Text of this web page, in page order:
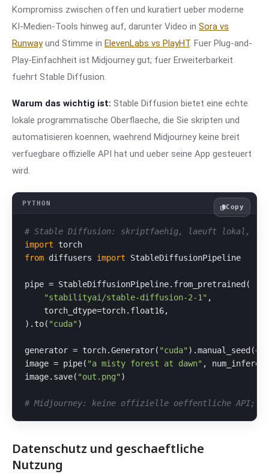
Kompromiss zwischen offen und kuratiert ueber moderne
KI-Medien-Tools hinweg auf, darunter Video in Sora vs
Runwayund Stimme in ElevenLabs vs PlayHT. Fuer Plug-and-
Play-Einfachheit ist Midjourney gut; fuer Erweiterbarkeit
fuehrt Stable Diffusion.
Warum das wichtig ist: Stable Diffusion bietet eine echte
lokale programmatische Oberflaeche, die Sie skripten und
automatisieren koennen, waehrend Midjourney keine breit
verfuegbare offizielle API hat und ueber seine App gesteuert
wird.
# Stable Diffusion: skriptfaehig, laeuft lokal,
import
from diffusers import StableDiffusionPipeline
pipe = StableDiffusionPipeline.from_pretrained(
"stabilityai/stable-diffusion-2-1" ,
    torch_dtype=torch.float16,
).to( "cuda" )
generator = torch.Generator( "cuda" ).manual_seed(42
image = pipe( "a misty forest at dawn" ,
image.save( "out.png" )
# Midjourney: keine offizielle oeffentliche API;
Copy
Datenschutz und geschaeftliche
Nutzung